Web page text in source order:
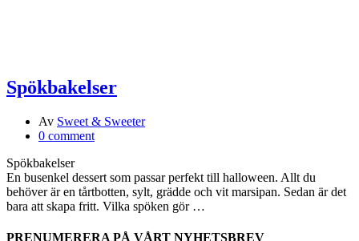
Spökbakelser
Av Sweet & Sweeter
0 comment
Spökbakelser
En busenkel dessert som passar perfekt till halloween. Allt du
behöver är en tårtbotten, sylt, grädde och vit marsipan. Sedan är det
bara att skapa fritt. Vilka spöken gör …
PRENUMERERA PÅ VÅRT NYHETSBREV